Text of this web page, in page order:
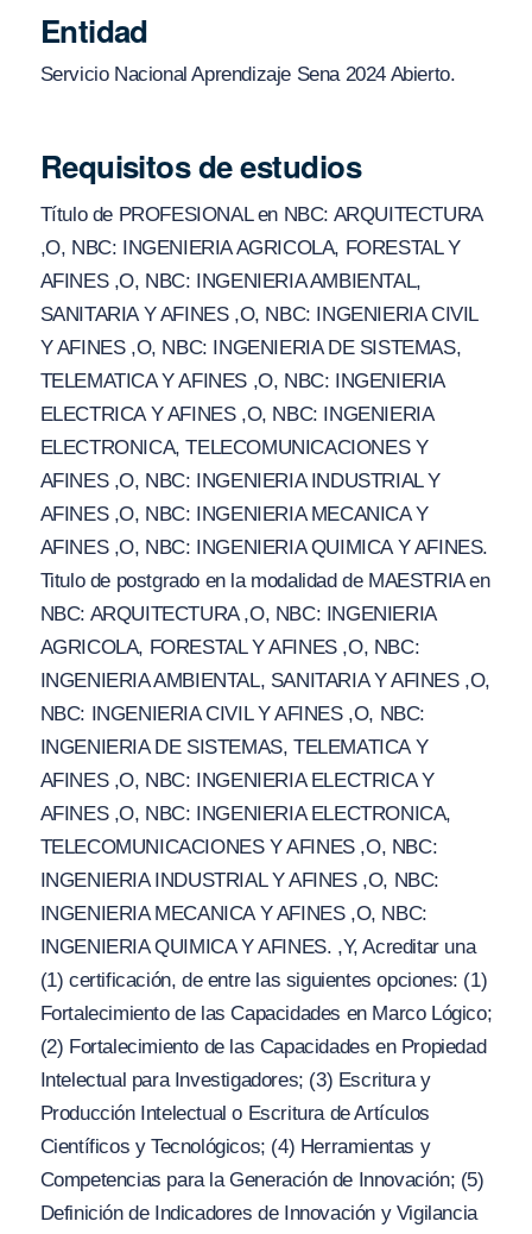
Entidad
Servicio Nacional Aprendizaje Sena 2024 Abierto.
Requisitos de estudios
Título de PROFESIONAL en NBC: ARQUITECTURA
,O, NBC: INGENIERIA AGRICOLA, FORESTAL Y
AFINES ,O, NBC: INGENIERIA AMBIENTAL,
SANITARIA Y AFINES ,O, NBC: INGENIERIA CIVIL
Y AFINES ,O, NBC: INGENIERIA DE SISTEMAS,
TELEMATICA Y AFINES ,O, NBC: INGENIERIA
ELECTRICA Y AFINES ,O, NBC: INGENIERIA
ELECTRONICA, TELECOMUNICACIONES Y
AFINES ,O, NBC: INGENIERIA INDUSTRIAL Y
AFINES ,O, NBC: INGENIERIA MECANICA Y
AFINES ,O, NBC: INGENIERIA QUIMICA Y AFINES.
Titulo de postgrado en la modalidad de MAESTRIA en
NBC: ARQUITECTURA ,O, NBC: INGENIERIA
AGRICOLA, FORESTAL Y AFINES ,O, NBC:
INGENIERIA AMBIENTAL, SANITARIA Y AFINES ,O,
NBC: INGENIERIA CIVIL Y AFINES ,O, NBC:
INGENIERIA DE SISTEMAS, TELEMATICA Y
AFINES ,O, NBC: INGENIERIA ELECTRICA Y
AFINES ,O, NBC: INGENIERIA ELECTRONICA,
TELECOMUNICACIONES Y AFINES ,O, NBC:
INGENIERIA INDUSTRIAL Y AFINES ,O, NBC:
INGENIERIA MECANICA Y AFINES ,O, NBC:
INGENIERIA QUIMICA Y AFINES. ,Y, Acreditar una
(1) certificación, de entre las siguientes opciones: (1)
Fortalecimiento de las Capacidades en Marco Lógico;
(2) Fortalecimiento de las Capacidades en Propiedad
Intelectual para Investigadores; (3) Escritura y
Producción Intelectual o Escritura de Artículos
Científicos y Tecnológicos; (4) Herramientas y
Competencias para la Generación de Innovación; (5)
Definición de Indicadores de Innovación y Vigilancia